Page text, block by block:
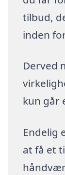
tilbud,
inden
Derved
kun går
Endelig
at få et